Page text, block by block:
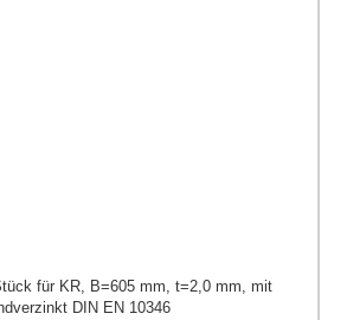
für KR, B=605 mm, t=2,0 mm, mit
DIN EN 10346